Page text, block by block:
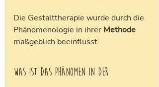
Die Gestalttherapie wurde durch die
Phänomenologie in ihrer Methode
maßgeblich beeinflusst.
Was ist das Phänomen in der